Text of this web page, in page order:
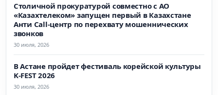
Столичной прокуратурой совместно с АО
«Казахтелеком» запущен первый в Казахстане
Анти Call-центр по перехвату мошеннических
звонков
30 июля, 2026
В Астане пройдет фестиваль корейской культуры
K-FEST 2026
30 июля, 2026